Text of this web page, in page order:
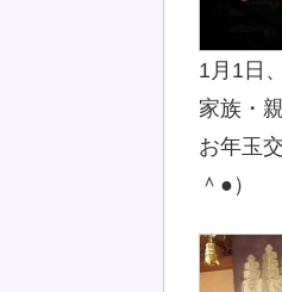
1月1日
家族・
お年玉
＾●）